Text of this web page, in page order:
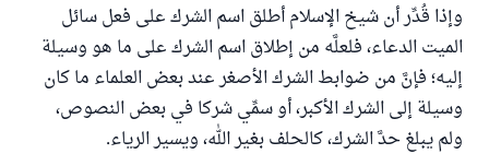
وإذا قُدِّر أن شيخ الإسلام أطلق اسم الشرك على فعل سائل
الميت الدعاء، فلعلَّه من إطلاق اسم الشرك على ما هو وسيلة
إليه؛ فإنَّ من ضوابط الشرك الأصغر عند بعض العلماء ما كان
وسيلة إلى الشرك الأكبر، أو سمِّي شركا في بعض النصوص،
ولم يبلغ حدَّ الشرك، كالحلف بغير الله، ويسير الرياء.